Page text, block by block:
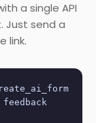
a single API
Just send a
link.